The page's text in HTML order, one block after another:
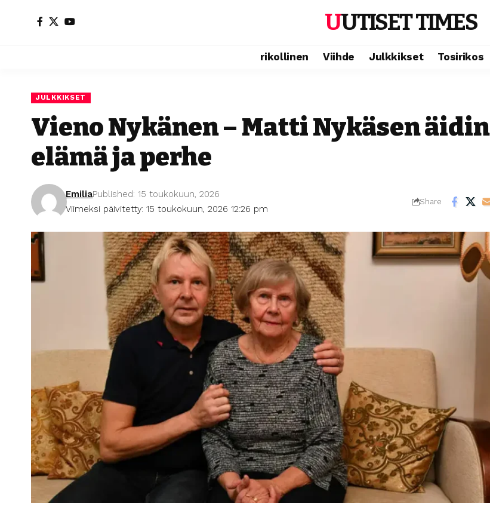
UUTISET TIMES
rikollinen Viihde Julkkikset Tosirikos
JULKKIKSET
Vieno Nykänen – Matti Nykäsen äidin
elämä ja perhe
Viimeksi päivitetty: 15 toukokuun, 2026 12:26 pm
EmiliaPublished: 15 toukokuun, 2026
Share